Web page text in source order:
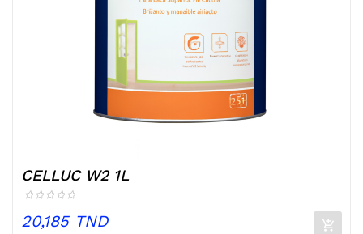
CELLUC W2 1L
Prix
20,185 TND